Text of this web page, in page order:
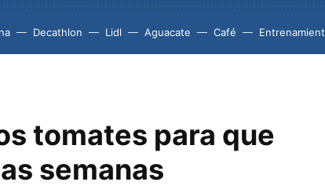
Decathlon Lidl Aguacate Café
tomates para que
semanas